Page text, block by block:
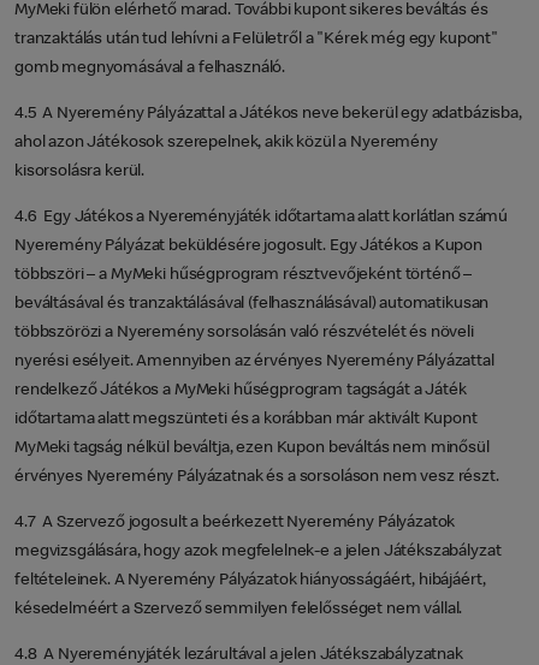
MyMeki fülön elérhető marad. További kupont sikeres beváltás és
tranzaktálás után tud lehívni a Felületről a "Kérek még egy kupont"
gomb megnyomásával a felhasználó.
4.5 A Nyeremény Pályázattal a Játékos neve bekerül egy adatbázisba,
ahol azon Játékosok szerepelnek, akik közül a Nyeremény
kisorsolásra kerül.
4.6 Egy Játékos a Nyereményjáték időtartama alatt korlátlan számú
Nyeremény Pályázat beküldésére jogosult. Egy Játékos a Kupon
többszöri – a MyMeki hűségprogram résztvevőjeként történő –
beváltásával és tranzaktálásával (felhasználásával) automatikusan
többszörözi a Nyeremény sorsolásán való részvételét és növeli
nyerési esélyeit. Amennyiben az érvényes Nyeremény Pályázattal
rendelkező Játékos a MyMeki hűségprogram tagságát a Játék
időtartama alatt megszünteti és a korábban már aktivált Kupont
MyMeki tagság nélkül beváltja, ezen Kupon beváltás nem minősül
érvényes Nyeremény Pályázatnak és a sorsoláson nem vesz részt.
4.7 A Szervező jogosult a beérkezett Nyeremény Pályázatok
megvizsgálására, hogy azok megfelelnek-e a jelen Játékszabályzat
feltételeinek. A Nyeremény Pályázatok hiányosságáért, hibájáért,
késedelméért a Szervező semmilyen felelősséget nem vállal.
4.8 A Nyereményjáték lezárultával a jelen Játékszabályzatnak